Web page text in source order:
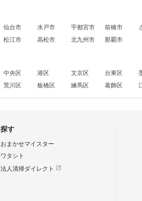
仙台市 水戸市 宇都宮市 前橋市
松江市 高松市 北九州市 那覇市
中央区 港区 文京区 台東区
荒川区 板橋区 練馬区 葛飾区
探す
おまかせマイスター
ワタシト
法人清掃ダイレクト